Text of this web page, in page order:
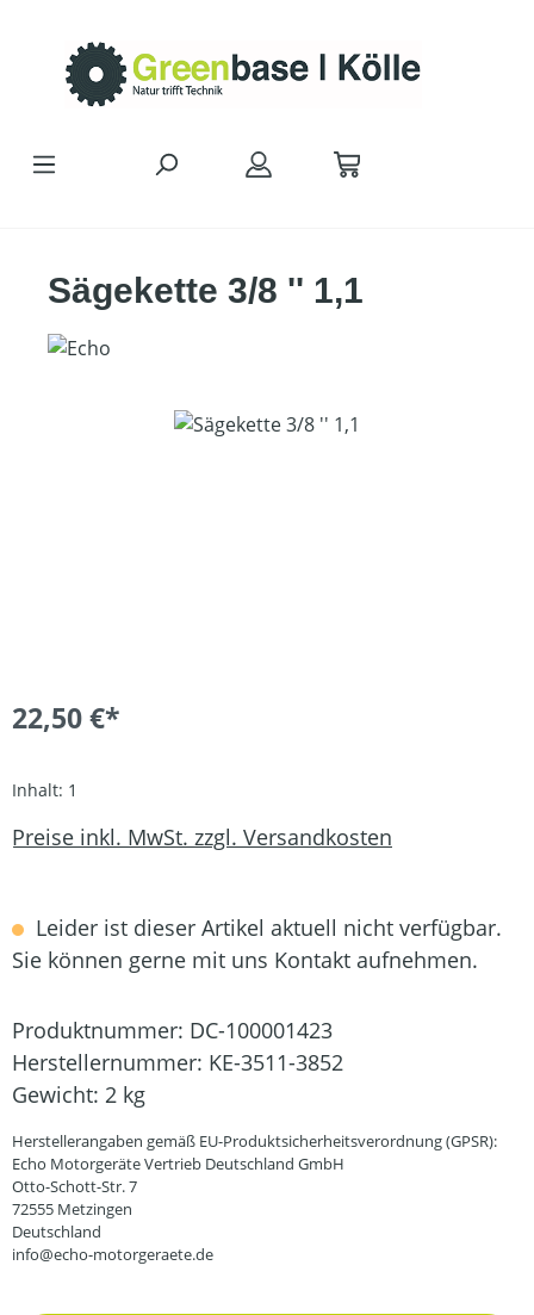
Sägekette 3/8 '' 1,1
Bildergalerie überspringen
22,50 €*
Inhalt: 1
Preise inkl. MwSt. zzgl. Versandkosten
Leider ist dieser Artikel aktuell nicht verfügbar.
Sie können gerne mit uns Kontakt aufnehmen.
Produktnummer: DC-100001423
Herstellernummer: KE-3511-3852
Gewicht: 2 kg
Herstellerangaben gemäß EU-Produktsicherheitsverordnung (GPSR):
Echo Motorgeräte Vertrieb Deutschland GmbH
Otto-Schott-Str. 7
72555 Metzingen
Deutschland
info@echo-motorgeraete.de